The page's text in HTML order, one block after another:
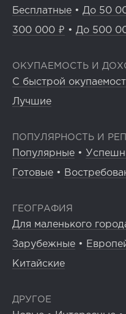
Бесплатные • До 50
300 000 ₽ • До 500
ОКУПАЕМОСТЬ И
С быстрой
Лучшие
ПОПУЛЯРНОСТЬ И
Популярные •
Готовые •
ГЕОГРАФИЯ
Для маленького
Зарубежные •
Китайские
ДРУГОЕ